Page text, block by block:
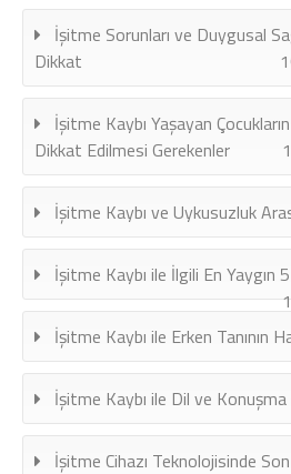
İşitme Sorunları ve Duygusal
Dikkat
İşitme Kaybı Yaşayan
Dikkat Edilmesi Gerekenler
İşitme Kaybı ve Uykusuzluk
İşitme Kaybı ile İlgili En Yaygın
İşitme Kaybı ile Erken Tanının
İşitme Kaybı ile Dil ve Konuşma
İşitme Cihazı Teknolojisinde